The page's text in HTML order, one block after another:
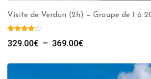
Visite de Verdun (2h) – Groupe de 1 à
329.00€ – 369.00€
prix :